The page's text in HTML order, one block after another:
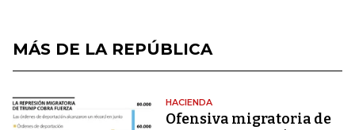
MÁS DE LA REPÚBLICA
HACIENDA
Ofensiva migratoria de